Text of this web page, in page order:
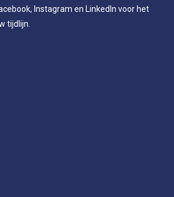
Instagram en LinkedIn voor het
tijdlijn.